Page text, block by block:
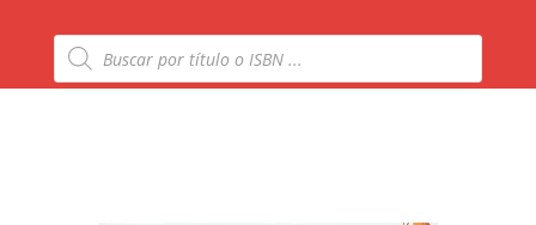
Búsqueda
de
productos